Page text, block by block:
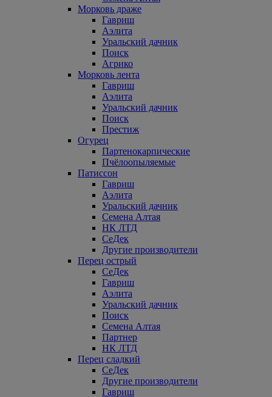
Морковь драже
Гавриш
Аэлита
Уральский дачник
Поиск
Агрико
Морковь лента
Гавриш
Аэлита
Уральский дачник
Поиск
Престиж
Огурец
Партенокарпические
Пчёлоопыляемые
Патиссон
Гавриш
Аэлита
Уральский дачник
Семена Алтая
НК ЛТД
СеДек
Другие производители
Перец острый
СеДек
Гавриш
Аэлита
Уральский дачник
Поиск
Семена Алтая
Партнер
НК ЛТД
Перец сладкий
СеДек
Другие производители
Гавриш